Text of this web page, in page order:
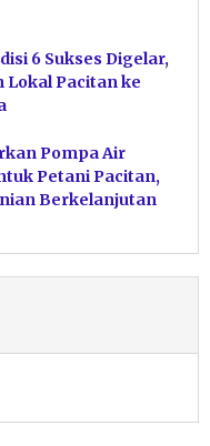
6 Sukses Digelar,
Pacitan ke
Pompa Air
Petani Pacitan,
Berkelanjutan